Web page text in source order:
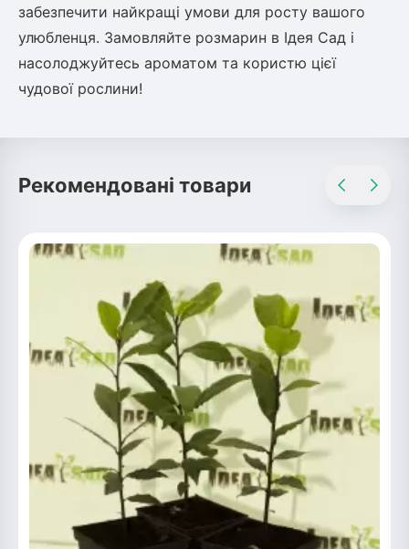
забезпечити найкращі умови для росту вашого
улюбленця. Замовляйте розмарин в Ідея Сад і
насолоджуйтесь ароматом та користю цієї
чудової рослини!
Рекомендовані товари